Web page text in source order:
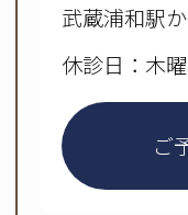
武蔵浦和駅
休診日：木
ご